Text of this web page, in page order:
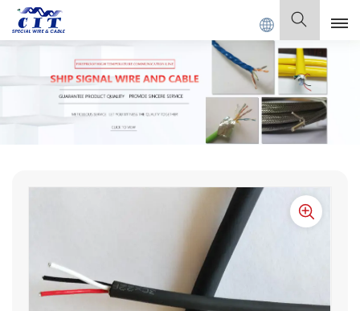
SPECIAL CABLE Co., Ltd. Français
English
Français
Español